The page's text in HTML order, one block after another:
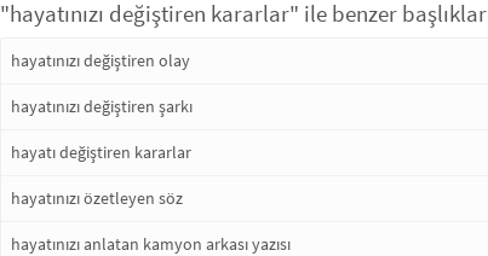
"hayatınızı değiştiren kararlar" ile benzer başlıklar
hayatınızı değiştiren olay
hayatınızı değiştiren şarkı
hayatı değiştiren kararlar
hayatınızı özetleyen söz
hayatınızı anlatan kamyon arkası yazısı